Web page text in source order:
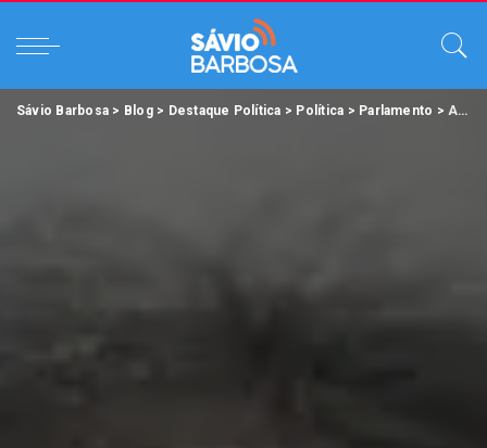
Sávio Barbosa > Blog> Destaque Política > Política > Parlamento >Alepa vota projetos importantes e garante benefícios sociais.